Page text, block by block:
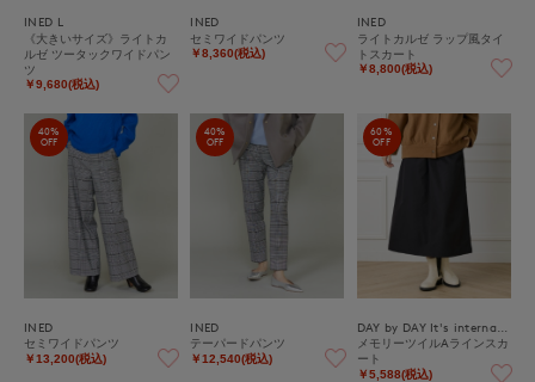
INED L
《大きいサイズ》ライトカ
ルゼ ツータックワイドパン
ツ
￥9,680(税込)
INED
セミワイドパンツ
￥8,360(税込)
INED
ライトカルゼ ラップ風タイ
トスカート
￥8,800(税込)
40%
OFF
INED
セミワイドパンツ
￥13,200(税込)
40%
OFF
INED
テーパードパンツ
￥12,540(税込)
60%
OFF
メモリーツイルAラインスカ
ート
￥5,588(税込)